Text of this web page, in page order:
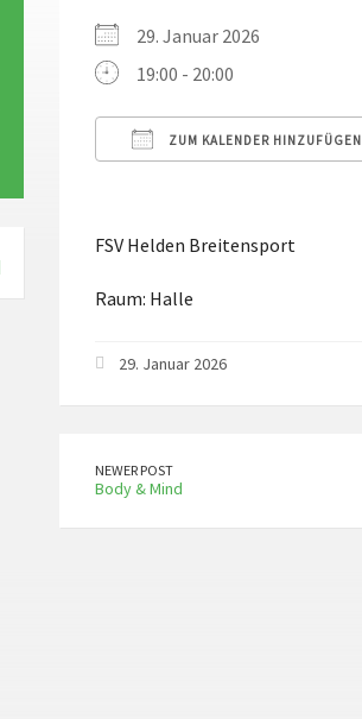
29. Januar 2026
19:00 - 20:00
ZUM KALENDER HINZUFÜGEN
FSV Helden Breitensport
Raum: Halle
29. Januar 2026
NEWER POST
Body & Mind